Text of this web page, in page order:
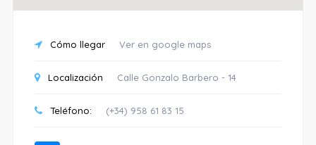
Cómo llegar Ver en google maps
Localización Calle Gonzalo Barbero - 14
Teléfono: (+34) 958 61 83 15